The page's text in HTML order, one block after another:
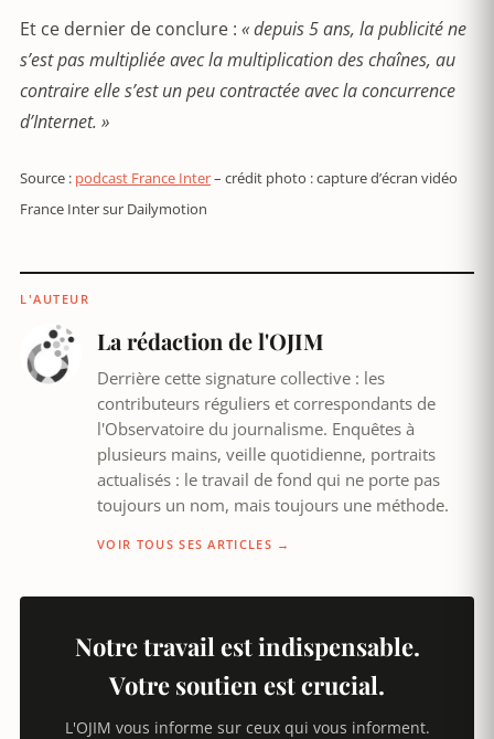
Et ce dernier de conclure : « depuis 5 ans, la publicité ne
s’est pas multipliée avec la multiplication des chaînes, au
contraire elle s’est un peu contractée avec la concurrence
d’Internet. »
Source : podcast France Inter– crédit photo : capture d’écran vidéo
France Inter sur Dailymotion
L'AUTEUR
La rédaction de l'OJIM
Derrière cette signature collective : les
contributeurs réguliers et correspondants de
l'Observatoire du journalisme. Enquêtes à
plusieurs mains, veille quotidienne, portraits
actualisés : le travail de fond qui ne porte pas
toujours un nom, mais toujours une méthode.
VOIR TOUS SES ARTICLES →
Notre travail est indispensable.
Votre soutien est crucial.
L'OJIM vous informe sur ceux qui vous informent.